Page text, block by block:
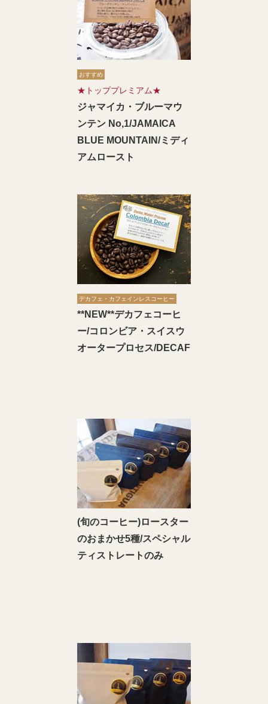
おすすめ
★トッププレミアム★
ジャマイカ・ブルーマウ
ンテン No,1/JAMAICA
BLUE MOUNTAIN/ミディ
アムロースト
デカフェ・カフェインレスコーヒー
**NEW**デカフェコーヒ
ー/コロンビア・スイスウ
オータープロセス/DECAF
(旬のコーヒー)ロースター
のおまかせ5種/スペシャル
ティストレートのみ